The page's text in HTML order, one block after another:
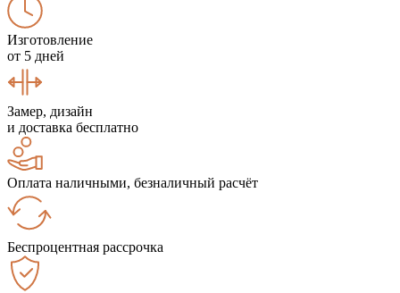
Изготовление
от 5 дней
Замер, дизайн
и доставка бесплатно
Оплата наличными, безналичный расчёт
Беспроцентная рассрочка